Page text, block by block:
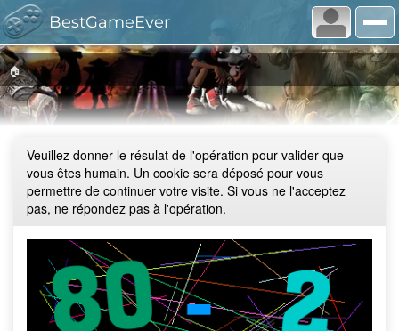
BestGameEver
🏠
Veuillez donner le résulat de l'opération pour valider que
vous êtes humain. Un cookie sera déposé pour vous
permettre de continuer votre visite. Si vous ne l'acceptez
pas, ne répondez pas à l'opération.